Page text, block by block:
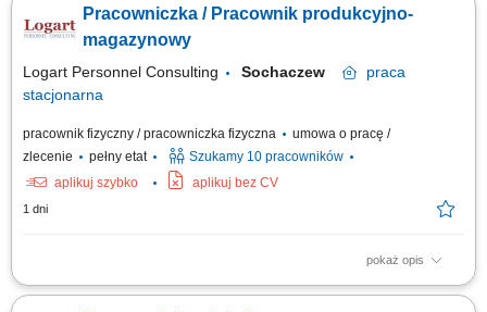
kompletowanie i wydawanie towarów; Prawidłowe rozmieszczanie
asortymentu w strefie magazynu; Dbanie o porządek i czystość na
Pracowniczka / Pracownik produkcyjno-
magazynowy
Logart Personnel Consulting Sochaczew
praca
stacjonarna
pracownik fizyczny / pracowniczka fizyczna
umowa o pracę /
zlecenie
pełny etat
Szukamy 10 pracowników
aplikuj szybko
aplikuj bez CV
1 dni
pokaż opis
Zakres obowiązków: Obsługa maszyn i urządzeń na linii produkcyjnej;